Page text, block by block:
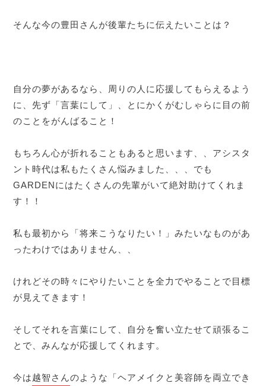
そんな今の豊田さんが後輩たちに伝えたいことは？
自分の夢があるなら、周りの人に応援してもらえるよう
に、先ず「言葉にして」、とにかくがむしゃらに目の前
のことをがんばること！
もちろん心が折れることもあると思います、、アシスタ
ント時代は私もたくさん悩みました、、、でも
GARDENにはたくさんの先輩がいて絶対助けてくれま
す！！
私も最初から「将来こうなりたい！」みたいなものがあ
ったわけではありません、、
けれどその時々にやりたいことを全力でやることで目標
が見えてきます！
そしてそれを言葉にして、自分を奮い立たせて頑張るこ
とで、みんなが応援してくれます。
今は越智さんのような「ヘアメイクと美容師を両立でき